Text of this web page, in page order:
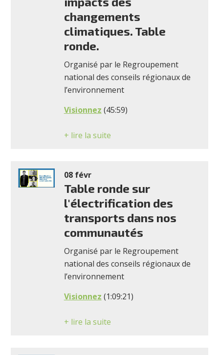
changements
climatiques. Table
ronde.
Organisé par le Regroupement
national des conseils régionaux de
l’environnement
Visionnez (45:59)
+ lire la suite
08 févr
Table ronde sur
l'électrification des
transports dans nos
communautés
Organisé par le Regroupement
national des conseils régionaux de
l’environnement
Visionnez (1:09:21)
+ lire la suite